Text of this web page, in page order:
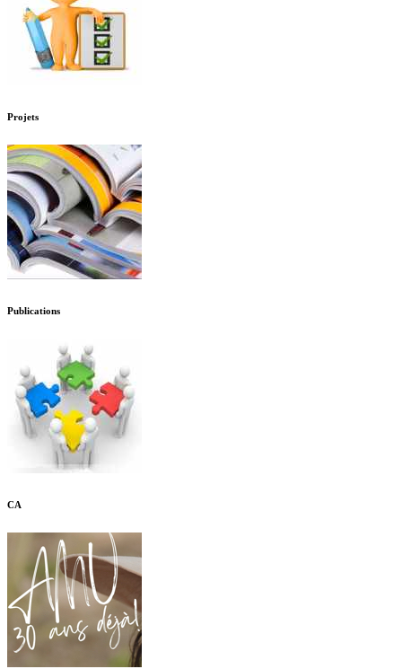
Projets
Publications
CA